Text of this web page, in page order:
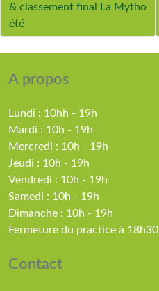
& classement final La Mytho
été
A propos
Lundi : 10hh - 19h
Mardi : 10h - 19h
Mercredi : 10h - 19h
Jeudi : 10h - 19h
Vendredi : 10h - 19h
Samedi : 10h - 19h
Dimanche : 10h - 19h
Fermeture du practice à 18h30
Contact